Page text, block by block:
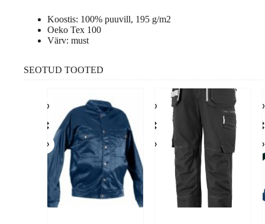
Koostis: 100% puuvill, 195 g/m2
Oeko Tex 100
Värv: must
SEOTUD TOOTED